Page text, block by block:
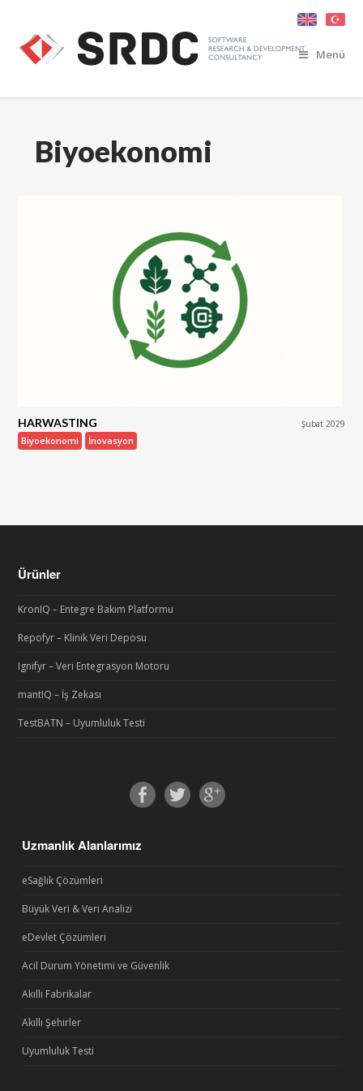
Menü
Biyoekonomi
HARWASTING Şubat 2029
Biyoekonomi İnovasyon
Ürünler
KronIQ – Entegre Bakım Platformu
Repofyr – Klinik Veri Deposu
Ignifyr – Veri Entegrasyon Motoru
mantIQ – İş Zekası
TestBATN – Uyumluluk Testi
Uzmanlık Alanlarımız
eSağlık Çözümleri
Büyük Veri & Veri Analizi
eDevlet Çözümleri
Acil Durum Yönetimi ve Güvenlik
Akıllı Fabrikalar
Akıllı Şehirler
Uyumluluk Testi